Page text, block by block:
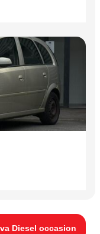
Diesel occasion